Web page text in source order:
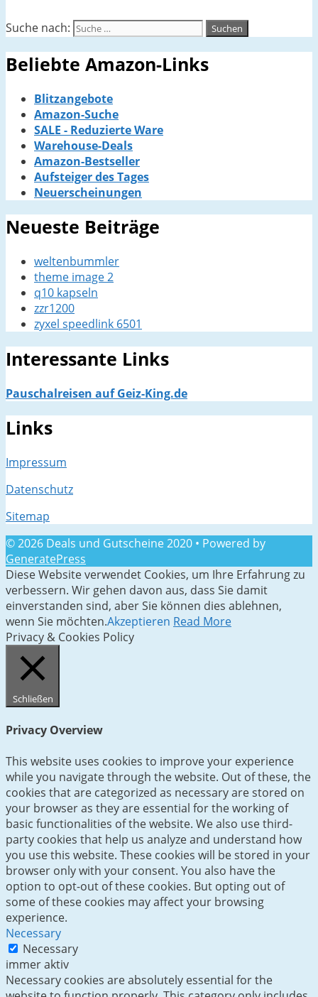
Suche nach:
Beliebte Amazon-Links
Blitzangebote
Amazon-Suche
SALE - Reduzierte Ware
Warehouse-Deals
Amazon-Bestseller
Aufsteiger des Tages
Neuerscheinungen
Neueste Beiträge
weltenbummler
theme image 2
q10 kapseln
zzr1200
zyxel speedlink 6501
Interessante Links
Pauschalreisen auf Geiz-King.de
Links
Impressum
Datenschutz
Sitemap
© 2026 Deals und Gutscheine 2020 • Powered by
GeneratePress
Diese Website verwendet Cookies, um Ihre Erfahrung zu
verbessern. Wir gehen davon aus, dass Sie damit
einverstanden sind, aber Sie können dies ablehnen,
wenn Sie möchten.Akzeptieren Read More
Privacy & Cookies Policy
Schließen
Privacy Overview
This website uses cookies to improve your experience
while you navigate through the website. Out of these, the
cookies that are categorized as necessary are stored on
your browser as they are essential for the working of
basic functionalities of the website. We also use third-
party cookies that help us analyze and understand how
you use this website. These cookies will be stored in your
browser only with your consent. You also have the
option to opt-out of these cookies. But opting out of
some of these cookies may affect your browsing
experience.
Necessary
Necessary
immer aktiv
Necessary cookies are absolutely essential for the